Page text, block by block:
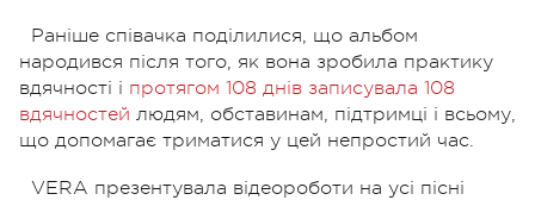
Раніше співачка поділилися, що альбом
народився після того, як вона зробила практику
вдячності і протягом 108 днів записувала 108
вдячностей людям, обставинам, підтримці і всьому,
що допомагає триматися у цей непростий час.
VERA презентувала відеороботи на усі пісні